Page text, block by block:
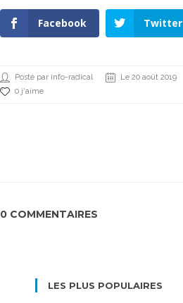
Facebook Twitter
Posté par info-radical Le 20 août 2019
0 j'aime
0 COMMENTAIRES
LES PLUS POPULAIRES